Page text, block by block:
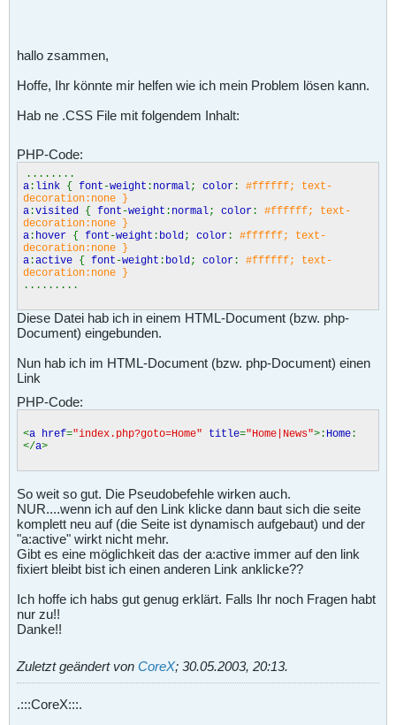
hallo zsammen,
Hoffe, Ihr könnte mir helfen wie ich mein Problem lösen kann.
Hab ne .CSS File mit folgendem Inhalt:
PHP-Code:
........
a : link { font -weight : normal; color : #ffffff; text-
decoration:none }
a :visited { font -weight : normal; color : #ffffff; text-
decoration:none }
a : hover { font -weight : bold ; color : #ffffff; text-
decoration:none }
a :active { font -weight : bold ; color : #ffffff; text-
decoration:none }
.........
Diese Datei hab ich in einem HTML-Document (bzw. php-
Document) eingebunden.
Nun hab ich im HTML-Document (bzw. php-Document) einen
Link
PHP-Code:
<a href="index.php?goto=Home" title="Home|News">: Home :
</a>
So weit so gut. Die Pseudobefehle wirken auch.
NUR....wenn ich auf den Link klicke dann baut sich die seite
komplett neu auf (die Seite ist dynamisch aufgebaut) und der
"a:active" wirkt nicht mehr.
Gibt es eine möglichkeit das der a:active immer auf den link
fixiert bleibt bist ich einen anderen Link anklicke??
Ich hoffe ich habs gut genug erklärt. Falls Ihr noch Fragen habt
nur zu!!
Danke!!
Zuletzt geändert von CoreX; 30.05.2003, 20:13.
.:::CoreX:::.